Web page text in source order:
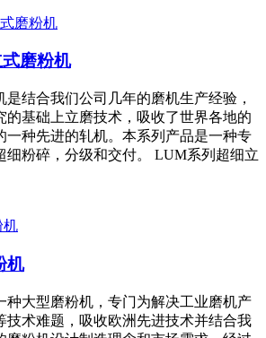
磨粉机
是结合我们公司几年的磨机生产经验，
的基础上立磨技术，吸收了世界各地的
一种先进的轧机。本系列产品是一种专
细粉碎，分级和交付。 LUM系列超细立
机
种大型磨粉机，专门为解决工业磨机产
技术难题，吸收欧洲先进技术并结合我